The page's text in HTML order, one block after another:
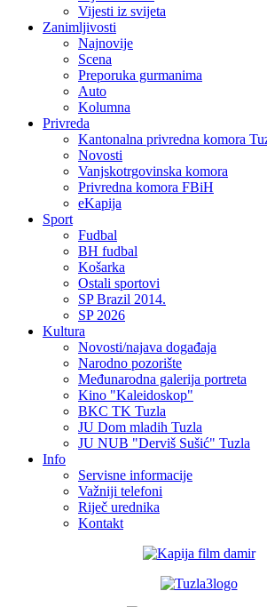
Vijesti iz svijeta
Zanimljivosti
Najnovije
Scena
Preporuka gurmanima
Auto
Kolumna
Privreda
Kantonalna privredna komora
Novosti
Vanjskotrgovinska komora
Privredna komora FBiH
eKapija
Sport
Fudbal
BH fudbal
Košarka
Ostali sportovi
SP Brazil 2014.
SP 2026
Kultura
Novosti/najava događaja
Narodno pozorište
Međunarodna galerija portreta
Kino "Kaleidoskop"
BKC TK Tuzla
JU Dom mladih Tuzla
JU NUB "Derviš Sušić" Tuzla
Info
Servisne informacije
Važniji telefoni
Riječ urednika
Kontakt